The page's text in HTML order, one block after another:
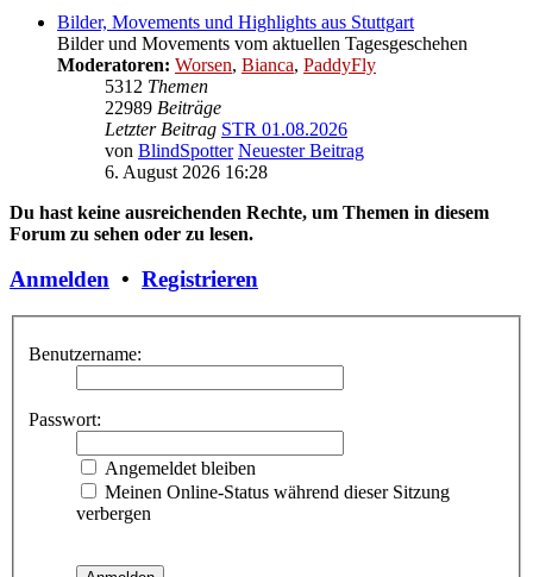
Bilder, Movements und Highlights aus Stuttgart
Bilder und Movements vom aktuellen Tagesgeschehen
Moderatoren: Worsen, Bianca, PaddyFly
5312 Themen
22989 Beiträge
Letzter Beitrag STR 01.08.2026
von BlindSpotter Neuester Beitrag
6. August 2026 16:28
Du hast keine ausreichenden Rechte, um Themen in diesem
Forum zu sehen oder zu lesen.
Anmelden • Registrieren
Benutzername:
Passwort:
Angemeldet bleiben
Meinen Online-Status während dieser Sitzung
verbergen